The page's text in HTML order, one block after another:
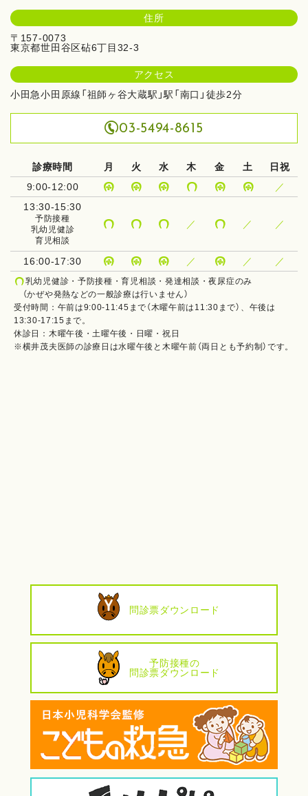
住所
〒157-0073
東京都世田谷区砧6丁目32-3
アクセス
小田急小田原線 「祖師ヶ谷大蔵駅」駅「南口」徒歩2分
03-5494-8615
乳幼児健診・予防接種・育児相談・発達相談・夜尿症のみ
（かぜや発熱などの一般診療は行いません）
受付時間：午前は9:00-11:45まで（木曜午前は11:30まで）、午後は
13:30-17:15まで。
休診日：木曜午後・土曜午後・日曜・祝日
※横井茂夫医師の診療日は水曜午後と木曜午前（両日とも予約制）です。
診療時間 月 火 水 木 金 土
日祝
9:00-12:00
     
／
13:30-15:30
予防接種
乳幼児健診
育児相談
   ／  ／ ／
16:00-17:30    ／  ／ ／
問診票ダウンロード
予防接種の
問診票ダウンロード